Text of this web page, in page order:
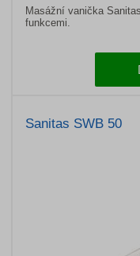
Masážní vanička
funkcemi.
Sanitas SWB 50